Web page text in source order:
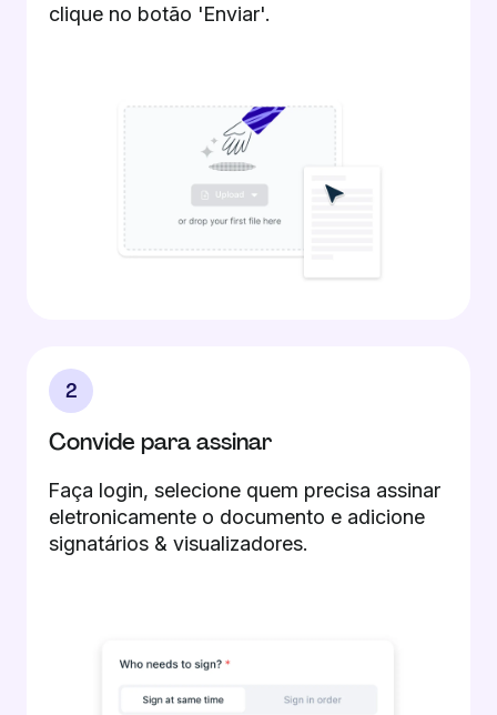
clique no botão 'Enviar'.
2
Convide para assinar
Faça login, selecione quem precisa assinar
eletronicamente o documento e adicione
signatários & visualizadores.